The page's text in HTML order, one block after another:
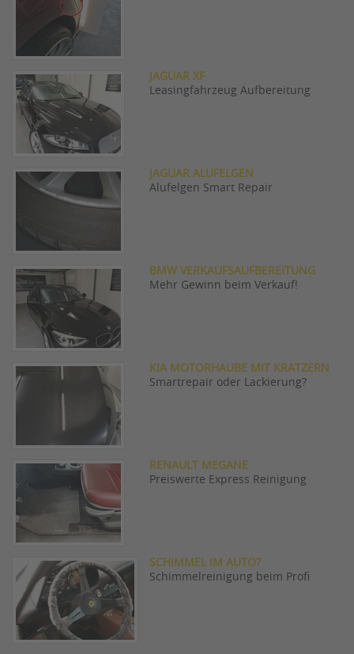
JAGUAR XF
Leasingfahrzeug Aufbereitung
JAGUAR ALUFELGEN
Alufelgen Smart Repair
BMW VERKAUFSAUFBEREITUNG
Mehr Gewinn beim Verkauf!
KIA MOTORHAUBE MIT KRATZERN
Smartrepair oder Lackierung?
RENAULT MEGANE
Preiswerte Express Reinigung
SCHIMMEL IM AUTO?
Schimmelreinigung beim Profi